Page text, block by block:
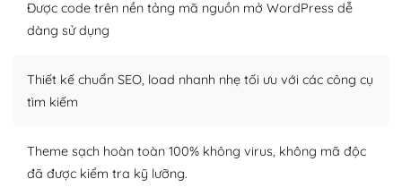
tìm kiếm chúng trên Internet hoặc nhờ chuyên gia.
– Sở hữu một cộng đồng lớn, sẵn sàng hỗ trợ
khổng lồ được kiểm duyệt bởi các nhân viên và những
người cuồng tín WordPress.
Được code trên nền tảng mã nguồn mở WordPress dễ
dàng sử dụng
Thiết kế chuẩn SEO, load nhanh nhẹ tối ưu với các công cụ
tìm kiếm
Theme sạch hoàn toàn 100% không virus, không mã độc
đã được kiểm tra kỹ lưỡng.